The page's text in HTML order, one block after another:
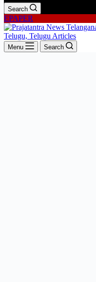
Search
EPAPER
Menu Search